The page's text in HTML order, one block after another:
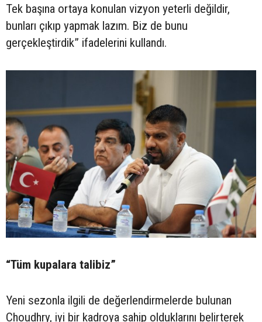
Tek başına ortaya konulan vizyon yeterli değildir,
bunları çıkıp yapmak lazım. Biz de bunu
gerçekleştirdik” ifadelerini kullandı.
“Tüm kupalara talibiz”
Yeni sezonla ilgili de değerlendirmelerde bulunan
Choudhry, iyi bir kadroya sahip olduklarını belirterek